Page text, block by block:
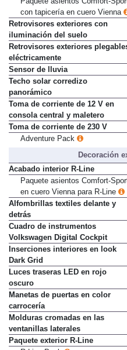
Paquete asientos Comfort-
con tapicería en cuero Vienna
Retrovisores exteriores con
iluminación del suelo
Retrovisores exteriores plegables
eléctricamente
Sensor de lluvia
Techo solar corredizo
panorámico
Toma de corriente de 12 V en
consola central y maletero
Toma de corriente de 230 V
Decoración
Acabado interior R-Line
Paquete asientos Comfort-Sport
en cuero Vienna para R-Line
Alfombrillas textiles delante y
detrás
Cuadro de instrumentos
Volkswagen Digital Cockpit
Inserciones interiores en look
Dark Grid
Luces traseras LED en rojo
oscuro
Manetas de puertas en color
carrocería
Molduras cromadas en las
ventanillas laterales